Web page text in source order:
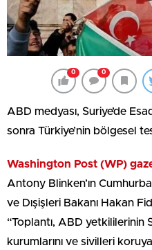
0 0
ABD medyası, Suriye’de
sonra Türkiye’nin bölgesel
Washington Post (WP)
Antony Blinken’ın
ve Dışişleri Bakanı Hakan
“Toplantı, ABD yetkililerinin
kurumlarını ve sivilleri